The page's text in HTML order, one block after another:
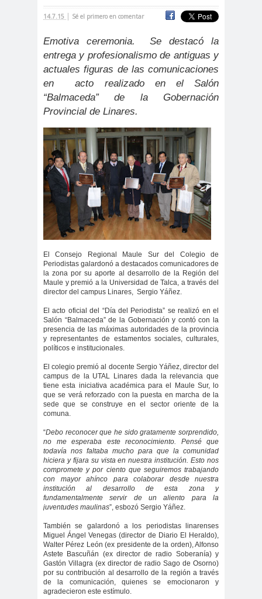
cación
entales
do
#Destacado
#Importante
#Destacado #Importante
#Noticias #Asamblea
#Colegiodeperiodistas
#Destacado #Importante
#Noticias #CongresoNacional
#Colegiodeperiodistas
#Destacado #Importante
#Noticias #Elecciones
#CandidaturasConsejoNacional
#Colegiodeperiodistas
#Destacado #Importante
#Noticias #Elecciones
#Colegiodeperiodistas
es
024
#FalloJudic
ial
#GabrielBoric
Font
#Géner
o
#GéneroYDD
HH
#Importan
te
#Importante #Noticias
#Asamblea
#Colegiodeperiodistas
#InformarNoEs
Delito
#LibertadDePr
ensa
#MediosNoSexi
stas
#Mega
#Megame
dia
#noticia
s
#Noticias #Asamblea
#Colegiodeperiodistas
#PrensaProte
1 de
14.7.15 | Sé el primero en comentar
Emotiva ceremonia.Se destacó la
entrega y profesionalismo de antiguas y
actuales figuras de las comunicaciones
en acto realizado en el Salón
“Balmaceda” de la Gobernación
Provincial de Linares.
El Consejo Regional Maule Sur del Colegio de
Periodistas galardonó a destacados comunicadores de
la zona por su aporte al desarrollo de la Región del
Maule y premió a la Universidad de Talca, a través del
director del campus Linares, Sergio Yáñez.
El acto oficial del “Día del Periodista” se realizó en el
Salón “Balmaceda” de la Gobernación y contó con la
presencia de las máximas autoridades de la provincia
y representantes de estamentos sociales, culturales,
políticos e institucionales.
El colegio premió al docente Sergio Yáñez, director del
campus de la UTAL Linares dada la relevancia que
tiene esta iniciativa académica para el Maule Sur, lo
que se verá reforzado con la puesta en marcha de la
sede que se construye en el sector oriente de la
comuna.
“Debo reconocer que he sido gratamente sorprendido,
no me esperaba este reconocimiento. Pensé que
todavía nos faltaba mucho para que la comunidad
hiciera y fijara su vista en nuestra institución. Esto nos
compromete y por ciento que seguiremos trabajando
con mayor ahínco para colaborar desde nuestra
institución al desarrollo de esta zona y
fundamentalmente servir de un aliento para la
juventudes maulinas”, esbozó Sergio Yáñez.
También se galardonó a los periodistas linarenses
Miguel Ángel Venegas (director de Diario El Heraldo),
Walter Pérez León (ex presidente de la orden), Alfonso
Astete Bascuñán (ex director de radio Soberanía) y
Gastón Villagra (ex director de radio Sago de Osorno)
por su contribución al desarrollo de la región a través
de la comunicación, quienes se emocionaron y
agradecieron este estímulo.